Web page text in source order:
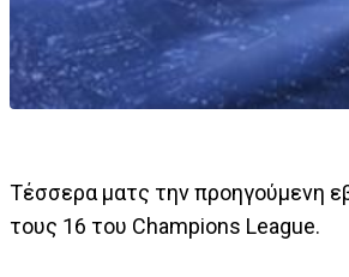
Τέσσερα ματς την προηγούμενη
τους 16 του Champions League.